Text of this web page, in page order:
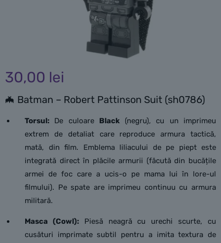
30,00 lei
🦇 Batman – Robert Pattinson Suit (sh0786)
Torsul: De culoare Black(negru), cu un imprimeu
extrem de detaliat care reproduce armura tactică,
mată, din film. Emblema liliacului de pe piept este
integrată direct în plăcile armurii (făcută din bucățile
armei de foc care a ucis-o pe mama lui în lore-ul
filmului). Pe spate are imprimeu continuu cu armura
militară.
Masca (Cowl):Piesă neagră cu urechi scurte, cu
cusături imprimate subtil pentru a imita textura de